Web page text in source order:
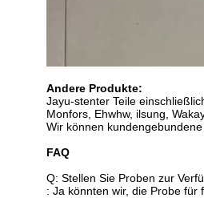
Andere Produkte:
Jayu-stenter Teile
Monfors, Ehwhw, ilsung,
Wir können
FAQ
Q: Stellen Sie Proben zur
: Ja könnten wir, die Probe